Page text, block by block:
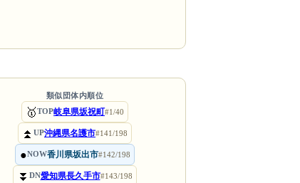
類似団体内順位
🥇TOP岐阜県坂祝町#1/40
⏫ UP沖縄県名護市#141/198
●NOW香川県坂出市#142/198
⏬ DN愛知県長久手市#143/198